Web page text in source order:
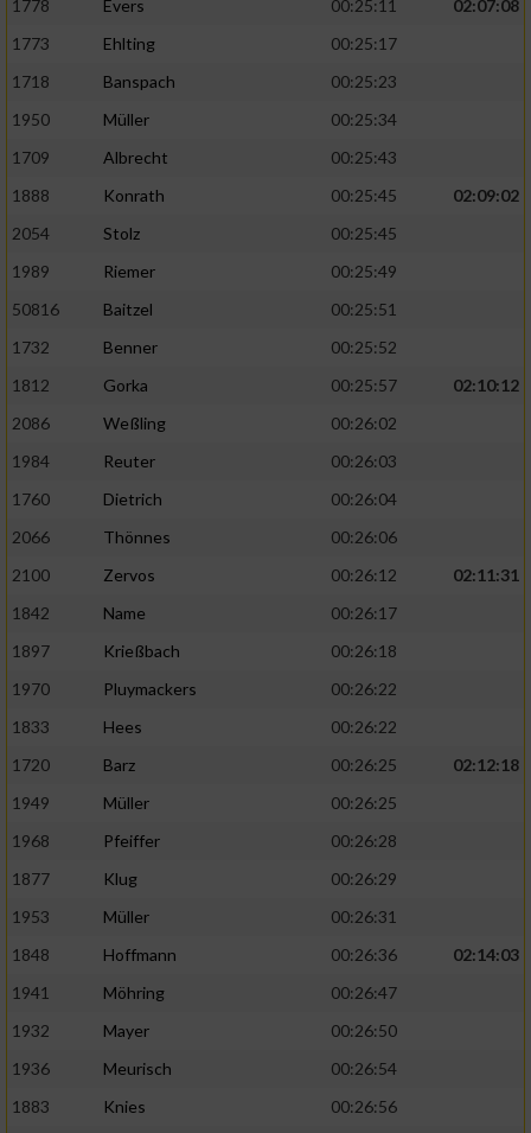
1778 Evers 00:25:11
02:07:08
1773
Ehlting
00:25:17
1718
Banspach
00:25:23
1950
Müller
00:25:34
1709
Albrecht
00:25:43
1888
Konrath 00:25:45
02:09:02
2054
Stolz
00:25:45
1989
Riemer
00:25:49
50816
Baitzel
00:25:51
1732
Benner
00:25:52
1812
Gorka 00:25:57
02:10:12
2086
Weßling
00:26:02
1984
Reuter
00:26:03
1760
Dietrich
00:26:04
2066
Thönnes
00:26:06
2100
Zervos 00:26:12
02:11:31
1842
Name
00:26:17
1897
Krießbach
00:26:18
1970
Pluymackers
00:26:22
1833
Hees
00:26:22
1720
Barz 00:26:25
02:12:18
1949
Müller
00:26:25
1968
Pfeiffer
00:26:28
1877
Klug
00:26:29
1953
Müller
00:26:31
1848
Hoffmann 00:26:36
02:14:03
1941
Möhring
00:26:47
1932
Mayer
00:26:50
1936
Meurisch
00:26:54
1883
Knies
00:26:56